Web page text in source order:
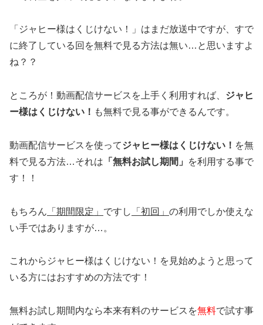
「ジャヒー様はくじけない！」はまだ放送中ですが、すで
に終了している回を無料で見る方法は無い…と思いますよ
ね？？
ところが！動画配信サービスを上手く利用すれば、 ジャヒ
ー様はくじけない！ も無料で見る事ができるんです。
動画配信サービスを使ってジャヒー様はくじけない！ を無
料で見る方法…それは 「無料お試し期間」
を利用する事で
す！！
もちろん 「期間限定」 ですし 「初回」 の利用でしか使えな
い手ではありますが…。
これからジャヒー様はくじけない！を見始めようと思って
いる方にはおすすめの方法です！
無料お試し期間内なら本来有料のサービスを無料で試す事